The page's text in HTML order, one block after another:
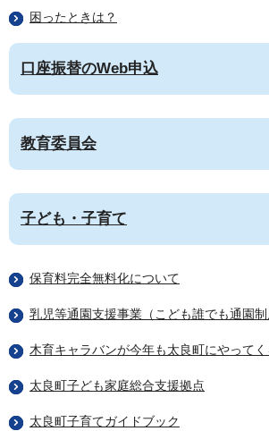
困ったときは？
口座振替のWeb申込
教育委員会
子ども・子育て
保育料完全無料化について
乳児等通園支援事業（こども誰でも通園
木育キャラバンが今年も太良町にやってく
太良町子ども家庭総合支援拠点
太良町子育てガイドブック